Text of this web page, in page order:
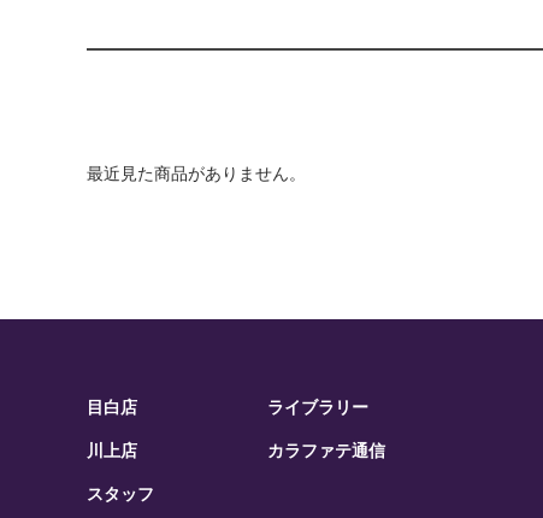
最近見た商品がありません。
目白店
川上店
スタッフ
ライブラリー
カラファテ通信